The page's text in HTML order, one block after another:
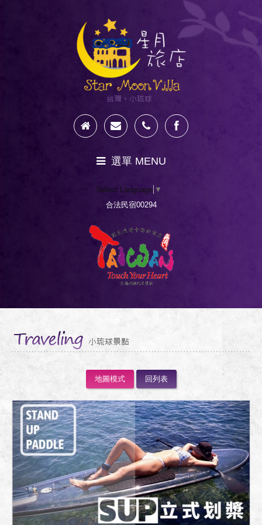
選單 MENU
新訊公告
星月奇幻之旅
西班牙套房
美食設施
交通說明
小琉球景點
預約訂房
匯款通知
Select Language ▼
合法民宿00294
地圖模式 回列表